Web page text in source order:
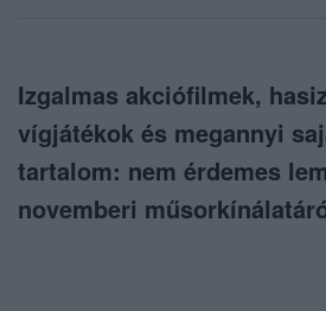
Izgalmas akciófilmek,
vígjátékok és megannyi
tartalom: nem érdemes
novemberi